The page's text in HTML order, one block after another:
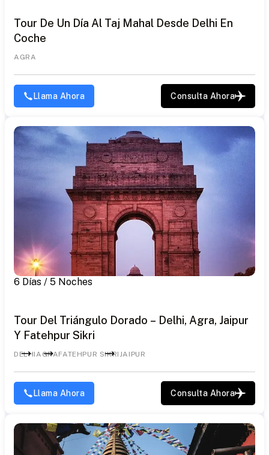
Tour De Un Día Al Taj Mahal Desde Delhi En
Coche
AGRA
Llama Ahora Consulta Ahora
6 Días / 5 Noches
Tour Del Triángulo Dorado – Delhi, Agra, Jaipur
Y Fatehpur Sikri
DELHI AGRAFATEHPUR SIKRI JAIPUR
Llama Ahora Consulta Ahora